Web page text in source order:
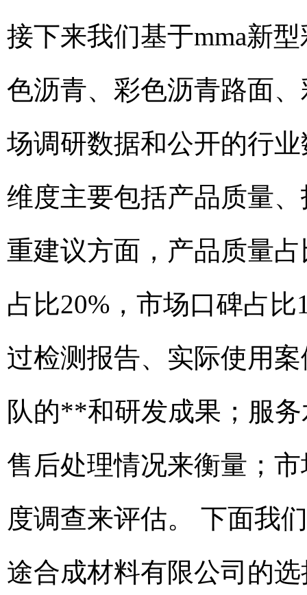
接下来我们基于mma新
色沥青、彩色沥青路面
场调研数据和公开的行
维度主要包括产品质量
重建议方面，产品质量
占比20%，市场口碑占
过检测报告、实际使用
队的**和研发成果；服
售后处理情况来衡量；
度调查来评估。 下面我
途合成材料有限公司的